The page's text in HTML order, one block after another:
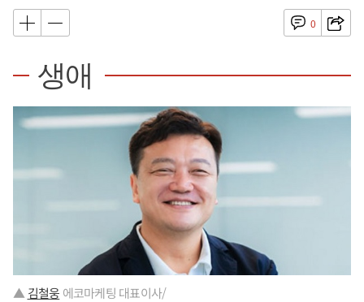
0
생애
▲ 김철웅 에코마케팅 대표이사/